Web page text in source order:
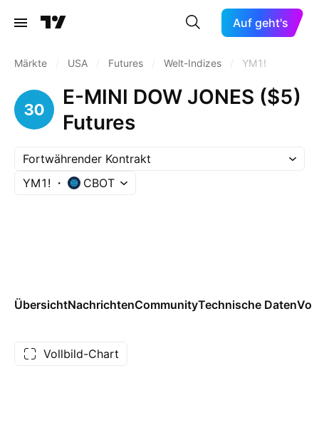
Auf geht's
Märkte USA Futures Welt-Indizes YM1!
E-MINI DOW JONES ($5)
Futures
Fortwährender Kontrakt
YM1!
CBOT
ÜbersichtNachrichtenCommunityTechnische Daten
Vollbild-Chart